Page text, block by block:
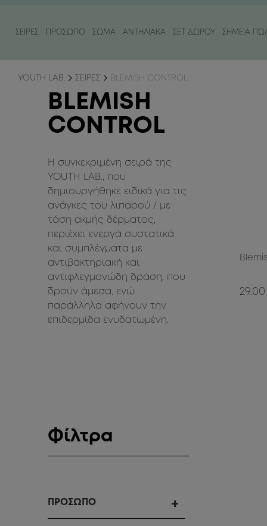
ΣΕΙΡΕΣ ΠΡΟΣΩΠΟ
ΚΑΘΑΡΙΣΜΟΣ
ΟΡΟΙ & ΕΛΑΙΑ ΠΡΟΣΩΠΟΥ
ΑΠΟΛΕΠΙΣΗ ΠΡΟΣΩΠΟΥ
ΜΑΣΚΕΣ ΠΡΟΣΩΠΟΥ
ΠΕΡΙΠΟΙΗΣΗ ΧΕΙΛΙΩΝ
ΜΕΙΩΣΗ
ΠΡΩΤΑ
ΘΑΜΠΟ
ΣΩΜΑ
ΠΕΡΙΠΟΙΗΣΗ ΣΩΜΑΤΟΣ
ΠΕΡΙΠΟΙΗΣΗ ΧΕΡΙΩΝ ΣΥΣΦΙΞΗ /
ΑΝΤΗΛΙΑΚΑ
ΑΝΤΗΛΙΑΚΑ ΠΡΟΣΩΠΟΥ
ΑΝΤΗΛΙΑΚΑ ΣΩΜΑΤΟΣ
ΣΕΤ ΔΩΡΟΥ ΣΗΜΕΙΑ
YOUTH LAB. ΣΕΙΡΕΣ BLEMISH CONTROL
BLEMISH
CONTROL
Η συγκεκριμένη σειρά της
YOUTH LAB., που
δημιουργήθηκε ειδικά για τις
ανάγκες του λιπαρού / με
τάση ακμής δέρματος,
περιέχει ενεργά συστατικά
και συμπλέγματα με
αντιβακτηριακή και
αντιφλεγμονώδη δράση, που
δρούν άμεσα, ενώ
παράλληλα αφήνουν την
επιδερμίδα ενυδατωμένη.
Φίλτρα
ΠΡΟΣΩΠΟ